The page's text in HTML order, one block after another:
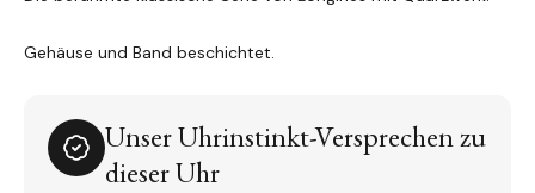
Gehäuse und Band beschichtet.
Unser Uhrinstinkt-Versprechen zu
dieser Uhr